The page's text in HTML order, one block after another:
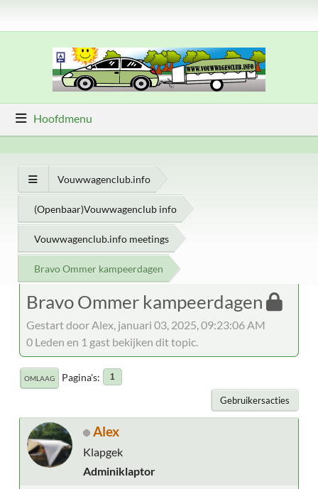
Hoofdmenu
Vouwwagenclub.info
(Openbaar)Vouwwagenclub info
Vouwwagenclub.info meetings
Bravo Ommer kampeerdagen
Bravo Ommer kampeerdagen
Gestart door Alex, januari 03, 2025, 09:23:06 AM
0 Leden en 1 gast bekijken dit topic.
OMLAAG Pagina's 1
Gebruikersacties
Alex
Klapgek
Adminiklaptor